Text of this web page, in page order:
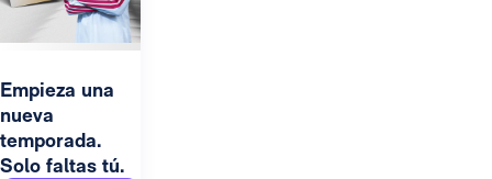
Empieza una
nueva
temporada.
Solo faltas tú.